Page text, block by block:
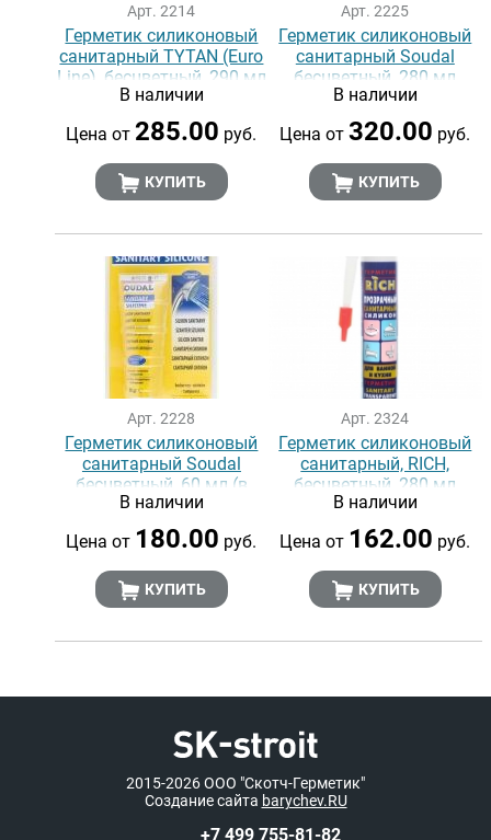
Арт. 2214
Герметик силиконовый
санитарный TYTAN (Euro
Line), бесцветный, 290 мл
В наличии
Цена от 285.00 руб.
КУПИТЬ
Арт. 2225
Герметик силиконовый
санитарный Soudal
бесцветный, 280 мл
В наличии
Цена от320.00 руб.
КУПИТЬ
Арт. 2228
Герметик силиконовый
санитарный Soudal
бесцветный, 60 мл (в
блистерах)
В наличии
Цена от 180.00 руб.
КУПИТЬ
Арт. 2324
Герметик силиконовый
санитарный, RICH,
бесцветный, 280 мл
В наличии
Цена от 162.00 руб.
КУПИТЬ
2015-2026ООО "Скотч-Герметик"
Создание сайта barychev.RU
+7 499 755-81-82